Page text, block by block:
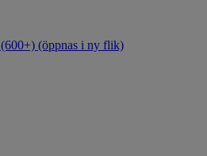
(600+) (öppnas i ny flik)